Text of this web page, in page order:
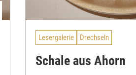
Lesergalerie Drechseln
Schale aus Ahorn